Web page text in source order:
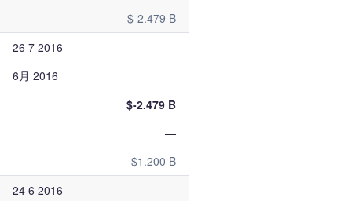
$-2.479 B
26 7 2016
6月 2016
$-2.479 B
—
$1.200 B
24 6 2016